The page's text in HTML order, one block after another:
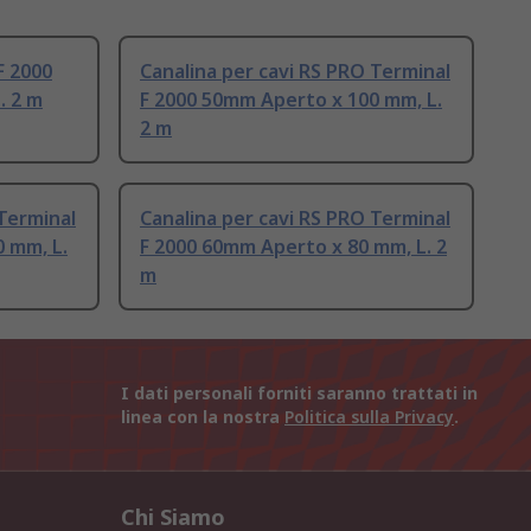
2000
2 m
Canalina per cavi RS PRO Terminal
F 2000 50mm Aperto x 100 mm, L.
2 m
mm, L.
Canalina per cavi RS PRO Terminal
F 2000 60mm Aperto x 80 mm, L. 2
m
I dati personali forniti saranno trattati in
linea con la nostra Politica sulla Privacy.
Chi Siamo